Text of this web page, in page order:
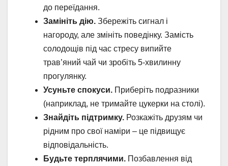
до переїдання.
Замініть дію. Збережіть сигнал і
нагороду, але змініть поведінку. Замість
солодощів під час стресу випийте
трав’яний чай чи зробіть 5-хвилинну
прогулянку.
Усуньте спокуси. Приберіть подразники
(наприклад, не тримайте цукерки на столі).
Знайдіть підтримку. Розкажіть друзям чи
рідним про свої наміри – це підвищує
відповідальність.
Будьте терплячими. Позбавлення від